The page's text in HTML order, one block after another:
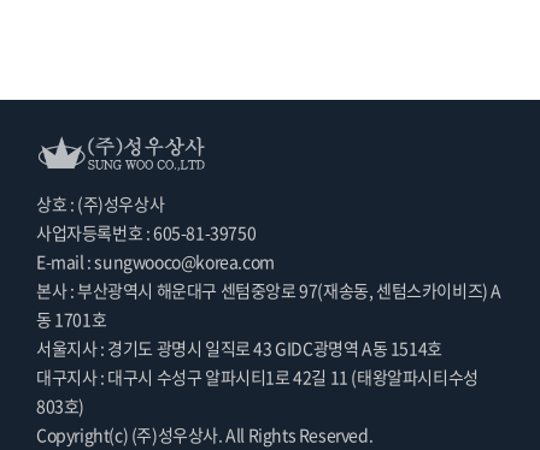
상호 : (주)성우상사
사업자등록번호 : 605-81-39750
E-mail : sungwooco@korea.com
본사 : 부산광역시 해운대구 센텀중앙로 97(재송동, 센텀스카이비즈) A
동 1701호
서울지사 : 경기도 광명시 일직로 43 GIDC광명역 A동 1514호
대구지사 : 대구시 수성구 알파시티1로 42길 11 (태왕알파시티수성
803호)
Copyright(c) (주)성우상사. All Rights Reserved.